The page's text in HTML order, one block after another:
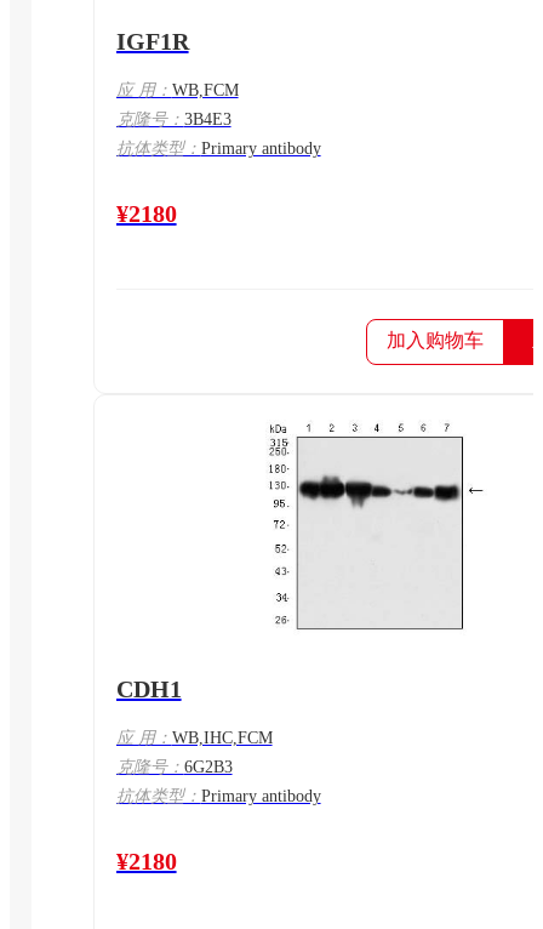
IGF1R
应 用： WB,FCM
克隆号： 3B4E3
抗体类型： Primary antibody
¥2180
加入购物车
CDH1
应 用： WB,IHC,FCM
克隆号： 6G2B3
抗体类型： Primary antibody
¥2180